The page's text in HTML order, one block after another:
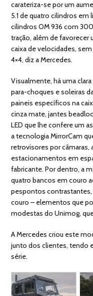
carateriza-se por um
5.1 de quatro cilindros em
cilindros OM 936 com
tração, além de
caixa de velocidades,
4×4, diz a Mercedes.
Visualmente, há uma
para-choques e soleiras
paineis específicos na
cinza mate, jantes
LED que lhe confere um
a tecnologia MirrorCam
retrovisores por câmaras,
estacionamentos em
fabricante. Por dentro, a
quatro bancos em couro
pespontos
couro – elementos que
modestas do Unimog,
A Mercedes criou este
junto dos clientes, tendo
série.